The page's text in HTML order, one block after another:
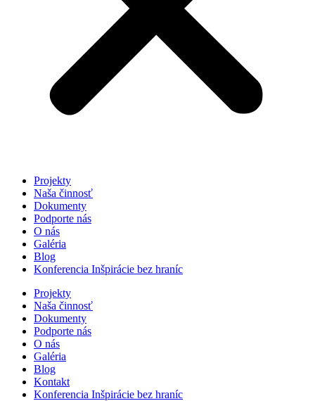
Projekty
Naša činnosť
Dokumenty
Podporte nás
O nás
Galéria
Blog
Konferencia Inšpirácie bez hraníc
Projekty
Naša činnosť
Dokumenty
Podporte nás
O nás
Galéria
Blog
Kontakt
Konferencia Inšpirácie bez hraníc